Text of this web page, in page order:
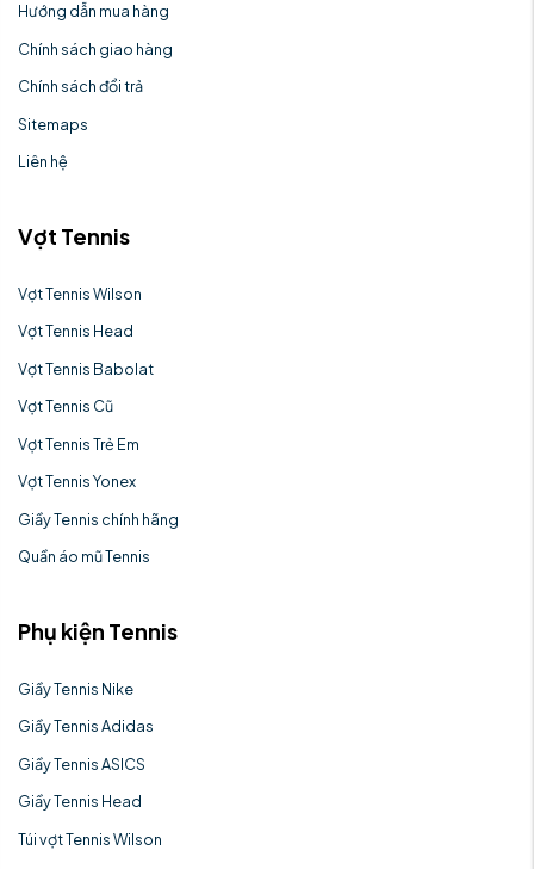
Hướng dẫn mua hàng
Chính sách giao hàng
Chính sách đổi trả
Sitemaps
Liên hệ
Vợt Tennis
Vợt Tennis Wilson
Vợt Tennis Head
Vợt Tennis Babolat
Vợt Tennis Cũ
Vợt Tennis Trẻ Em
Vợt Tennis Yonex
Giầy Tennis chính hãng
Quần áo mũ Tennis
Phụ kiện Tennis
Giầy Tennis Nike
Giầy Tennis Adidas
Giầy Tennis ASICS
Giầy Tennis Head
Túi vợt Tennis Wilson